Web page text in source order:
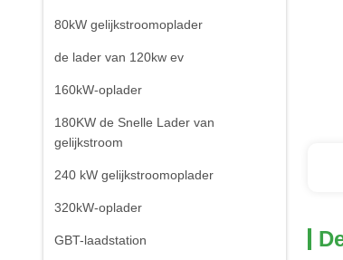
80kW gelijkstroomoplader
de lader van 120kw ev
160kW-oplader
180KW de Snelle Lader van
gelijkstroom
240 kW gelijkstroomoplader
320kW-oplader
GBT-laadstation